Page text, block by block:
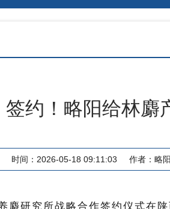
签约！略阳给林麝
时间：2026-05-18 09:11:03 作者： 略
麝研究所战略合作签约仪式在